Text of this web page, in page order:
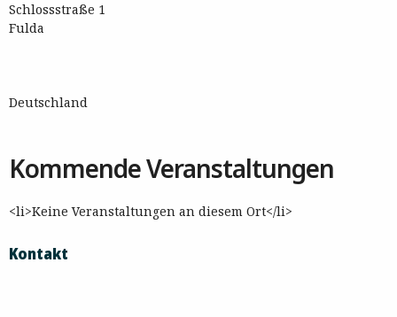
Schlossstraße 1
Fulda
Deutschland
Kommende Veranstaltungen
<li>Keine Veranstaltungen an diesem Ort</li>
Kontakt